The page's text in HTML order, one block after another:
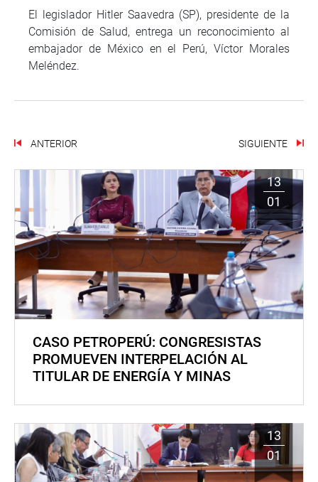
El legislador Hitler Saavedra (SP), presidente de la
Comisión de Salud, entrega un reconocimiento al
embajador de México en el Perú, Víctor Morales
Meléndez.
ANTERIOR SIGUIENTE
13
01
CASO PETROPERÚ: CONGRESISTAS
PROMUEVEN INTERPELACIÓN AL
TITULAR DE ENERGÍA Y MINAS
13
01